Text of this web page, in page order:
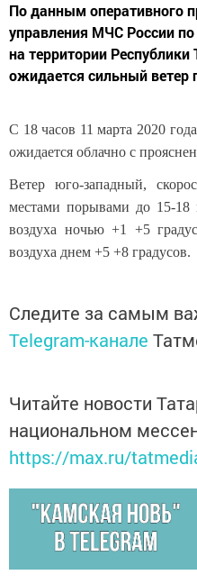
По данным оперативного
управления МЧС России
на территории
ожидается сильный
С 18 часов 11 марта 2020
ожидается облачно с
Ветер юго-западный,
местами порывами до 15-18
воздуха ночью +1 +5
воздуха днем +5 +8 градусов.
Следите за самым
Telegram-канале
Читайте новости
национальном
https://max.ru/